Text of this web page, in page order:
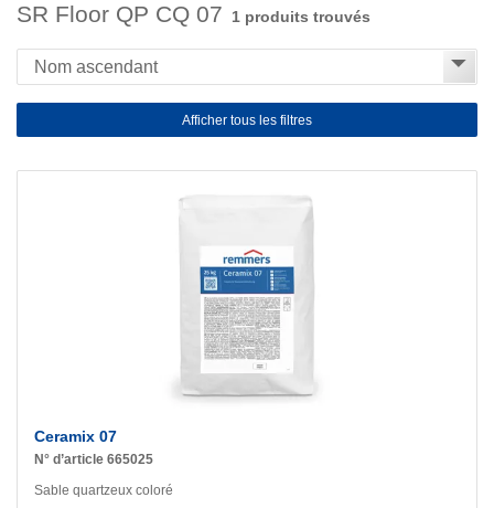
SR Floor QP CQ 07 1 produits trouvés
Afficher tous les filtres
Ceramix 07
N° d’article 665025
Sable quartzeux coloré